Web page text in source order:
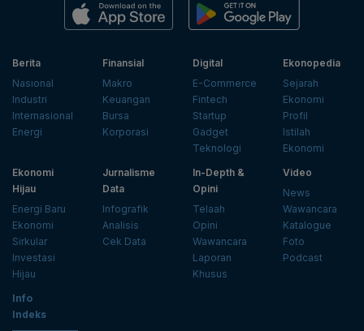
Berita
Nasional
Industri
Internasional
Energi
Finansial
Makro
Keuangan
Bursa
Korporasi
Digital
E-Commerce
Fintech
Startup
Gadget
Teknologi
Ekonopedia
Sejarah
Ekonomi
Profil
Istilah
Ekonomi
Ekonomi
Hijau
Energi Baru
Ekonomi
Sirkular
Investasi
Hijau
Jurnalisme
Data
Infografik
Analisis
Cek Data
In-Depth &
Opini
Telaah
Opini
Wawancara
Laporan
Khusus
Video
News
Wawancara
Katalogue
Foto
Podcast
Info
Indeks